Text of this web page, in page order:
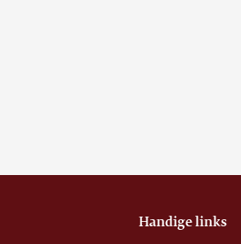
Handige links